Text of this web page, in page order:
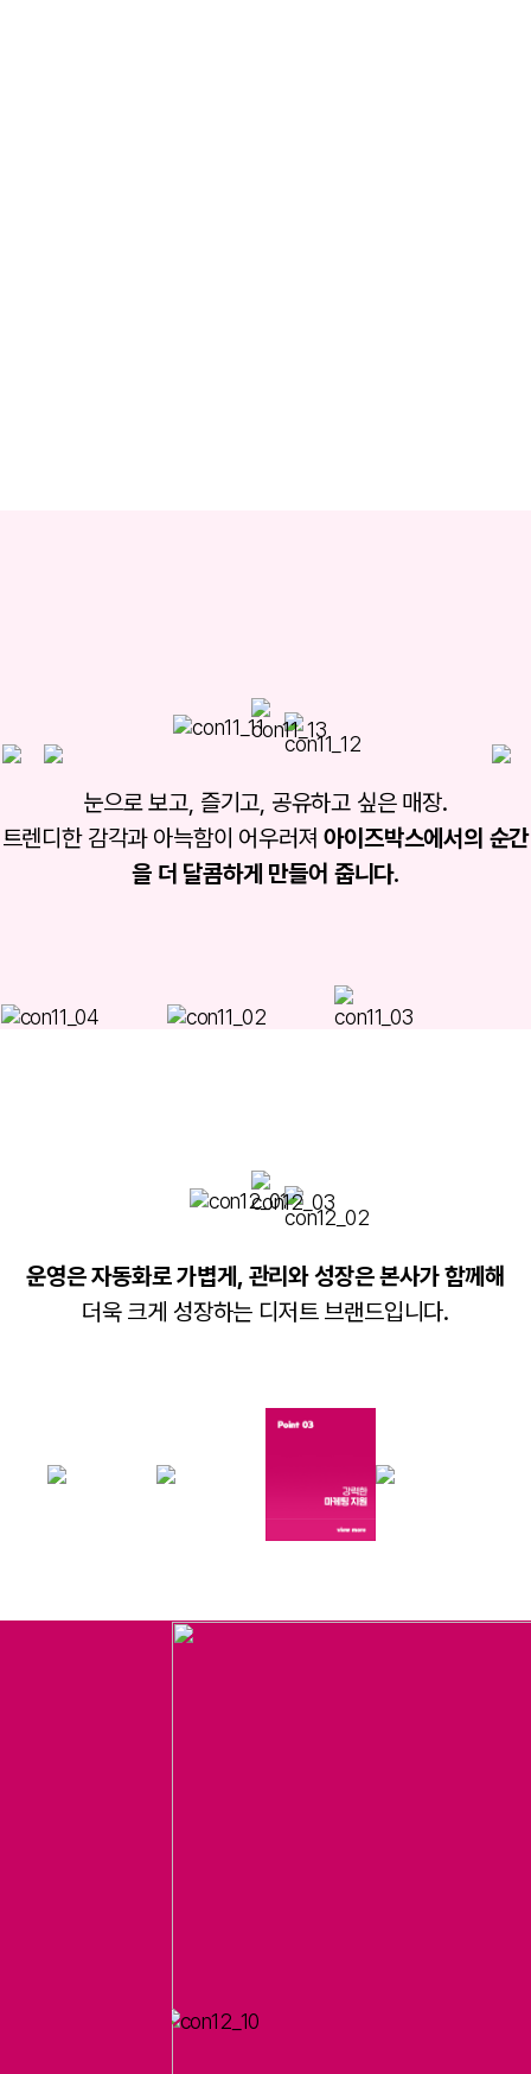
눈으로 보고, 즐기고, 공유하고 싶은 매장.
트렌디한 감각과 아늑함이 어우러져아이즈박스에서의 순간
을 더 달콤하게 만들어 줍니다.
운영은 자동화로 가볍게, 관리와 성장은 본사가 함께해
더욱 크게 성장하는 디저트 브랜드입니다.